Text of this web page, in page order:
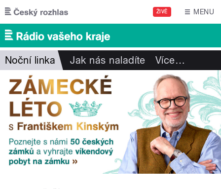
Přejít k hlavnímu obsahu
ŽIVĚ MENU
Noční linka Jak nás naladíte Více…